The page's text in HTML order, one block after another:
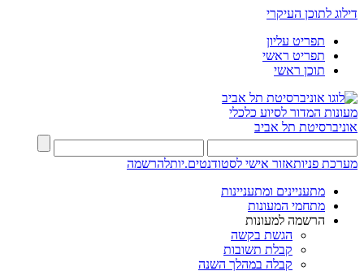
דילוג לתוכן העיקרי
תפריט עליון
תפריט ראשי
תוכן ראשי
מעונות המדור לסיוע כלכלי
אוניברסיטת תל אביב
מערכת פניותאזור אישי לסטודנטים.יותלהרשמה
מתעניינים ומתעניינות
מתחמי המעונות
הרשמה למעונות
הגשת בקשה
קבלת תשובות
קבלה במהלך השנה